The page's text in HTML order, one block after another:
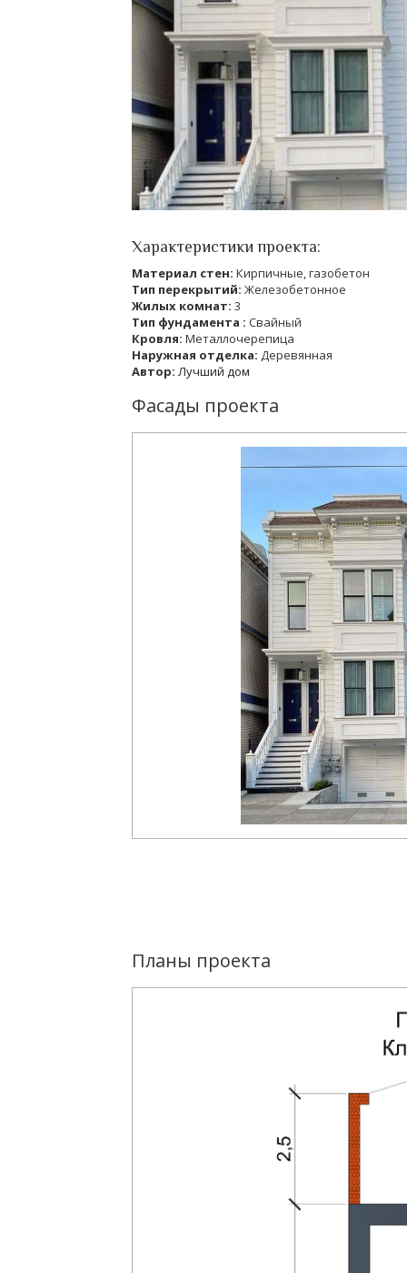
Характеристики проекта:
Материал стен: Кирпичные, газобетон
Тип перекрытий: Железобетонное
Жилых комнат: 3
Тип фундамента : Свайный
Кровля: Металлочерепица
Наружная отделка: Деревянная
Автор: Лучший дом
Фасады проекта
Планы проекта